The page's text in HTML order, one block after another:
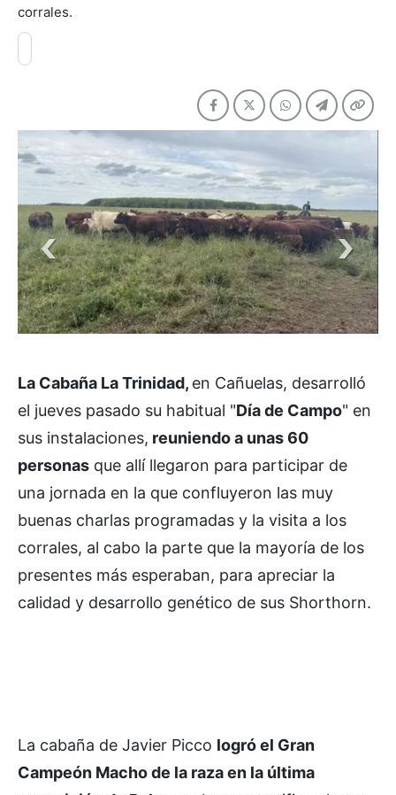
corrales.
La Cabaña La Trinidad, en Cañuelas, desarrolló
el jueves pasado su habitual "Día de Campo" en
sus instalaciones, reuniendo a unas 60
personas que allí llegaron para participar de
una jornada en la que confluyeron las muy
buenas charlas programadas y la visita a los
corrales, al cabo la parte que la mayoría de los
presentes más esperaban, para apreciar la
calidad y desarrollo genético de sus Shorthorn.
La cabaña de Javier Picco logró el Gran
Campeón Macho de la raza en la última